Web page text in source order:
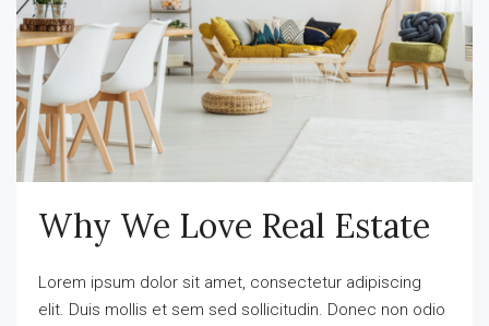
Why We Love Real Estate
Lorem ipsum dolor sit amet, consectetur adipiscing
elit. Duis mollis et sem sed sollicitudin. Donec non odio